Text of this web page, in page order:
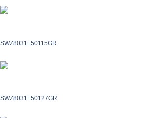
SWZ8031E50115GR
SWZ8031E50127GR